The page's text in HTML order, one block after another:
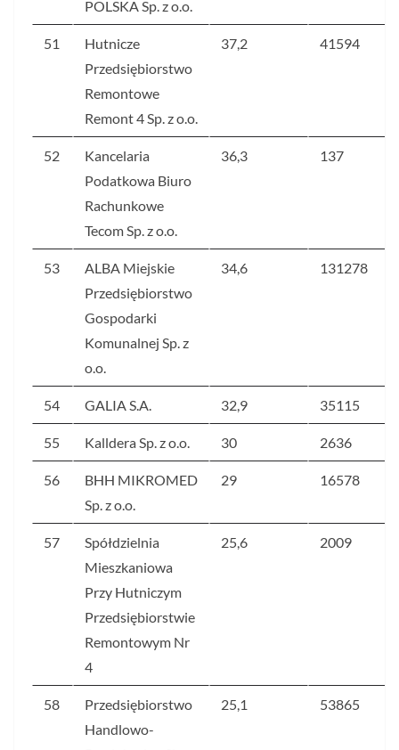
POLSKA Sp. z o.o.
51
Hutnicze
Przedsiębiorstwo
Remontowe
Remont 4 Sp. z o.o.
37,2 41594
52
Kancelaria
Podatkowa Biuro
Rachunkowe
Tecom Sp. z o.o.
36,3 137
53
ALBA Miejskie
Przedsiębiorstwo
Gospodarki
Komunalnej Sp. z
o.o.
34,6 131278
54 GALIA S.A. 32,9 35115
55 Kalldera Sp. z o.o. 30 2636
56
BHH MIKROMED
Sp. z o.o.
29 16578
57
Spółdzielnia
Mieszkaniowa
Przy Hutniczym
Przedsiębiorstwie
Remontowym Nr
4
25,6 2009
58
Przedsiębiorstwo
Handlowo-
25,1 53865